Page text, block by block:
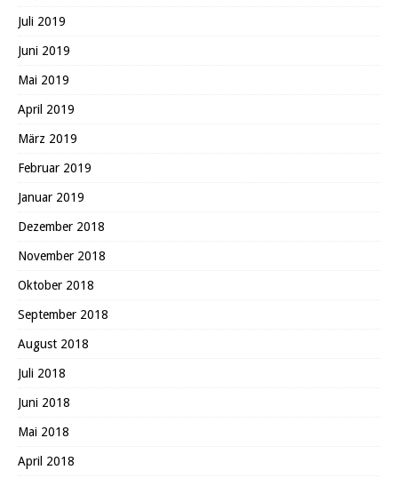
Juli 2019
Juni 2019
Mai 2019
April 2019
März 2019
Februar 2019
Januar 2019
Dezember 2018
November 2018
Oktober 2018
September 2018
August 2018
Juli 2018
Juni 2018
Mai 2018
April 2018